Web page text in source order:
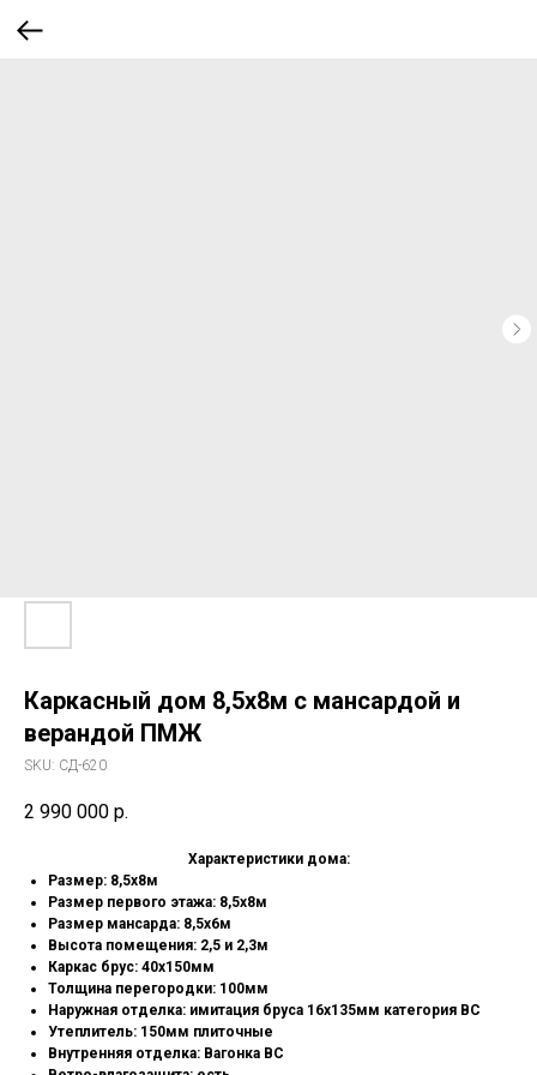
Каркасный дом 8,5х8м с мансардой и
верандой ПМЖ
SKU: СД-620
2 990 000 р.
Характеристики дома:
Pазмep: 8,5х8м
Размер первого этажа: 8,5х8м
Размер мансарда: 8,5х6м
Высота помещения: 2,5 и 2,3м
Каркас брус: 40х150мм
Толщина перегородки: 100мм
Наружная отделка: имитация бруса 16х135мм категория ВС
Утеплитель: 150мм плиточные
Внутренняя отделка: Вагонка ВС